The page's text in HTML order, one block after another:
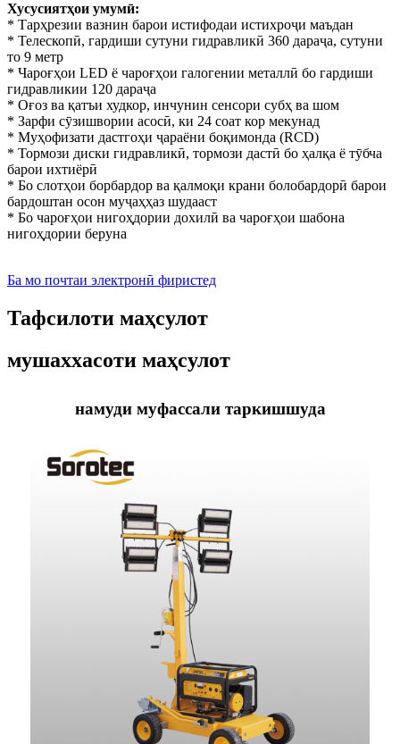
Хусусиятҳои умумӣ:
* Тарҳрезии вазнин барои истифодаи истихроҷи маъдан
* Телескопӣ, гардиши сутуни гидравликӣ 360 дараҷа, сутуни
то 9 метр
* Чароғҳои LED ё чароғҳои галогении металлӣ бо гардиши
гидравликии 120 дараҷа
* Оғоз ва қатъи худкор, инчунин сенсори субҳ ва шом
* Зарфи сӯзишвории асосӣ, ки 24 соат кор мекунад
* Муҳофизати дастгоҳи ҷараёни боқимонда (RCD)
* Тормози диски гидравликӣ, тормози дастӣ бо ҳалқа ё тӯбча
барои ихтиёрӣ
* Бо слотҳои борбардор ва қалмоқи крани болобардорӣ барои
бардоштан осон муҷаҳҳаз шудааст
* Бо чароғҳои нигоҳдории дохилӣ ва чароғҳои шабона
нигоҳдории беруна
Ба мо почтаи электронӣ фиристед
Тафсилоти маҳсулот
мушаххасоти маҳсулот
намуди муфассали таркишшуда